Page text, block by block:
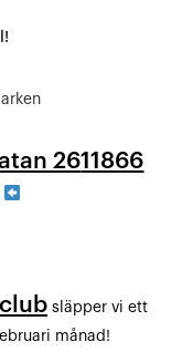
2611866
släpper vi ett
månad!